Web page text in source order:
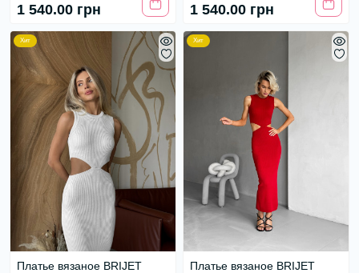
1 540.00 грн 1 540.00 грн
Хит
Платье вязаное BRIJET
Хит
Платье вязаное BRIJET